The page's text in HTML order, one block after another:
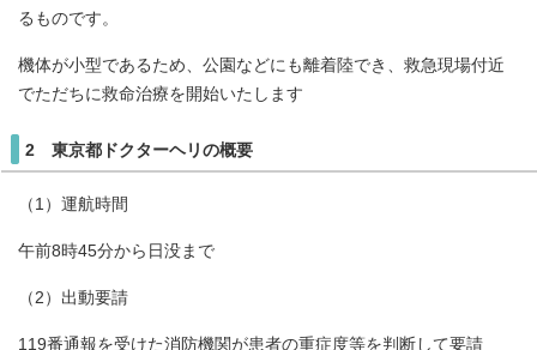
るものです。
機体が小型であるため、公園などにも離着陸でき、救急現場付近
でただちに救命治療を開始いたします
2 東京都ドクターヘリの概要
（1）運航時間
午前8時45分から日没まで
（2）出動要請
119番通報を受けた消防機関が患者の重症度等を判断して要請